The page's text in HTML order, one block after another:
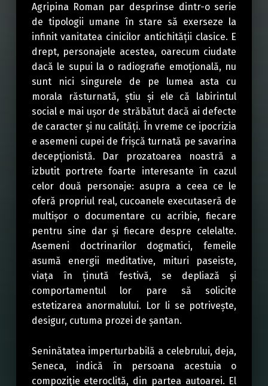
Agripina Roman par desprinse dintr-o serie
de tipologii umane în stare să exerseze la
infinit vanitatea cinicilor antichității clasice. E
drept, personajele acestea, oarecum ciudate
dacă le supui la o radiografie emoțională, nu
sunt nici singurele de pe lumea asta cu
morala răsturnată, știu și ele că labirintul
social e mai ușor de străbătut dacă ai defecte
de caracter și nu calități. În vreme ce ipocrizia
e asemeni cupei de frișcă turnată pe savarina
decepționistă. Dar prozatoarea noastră a
izbutit portrete foarte interesante în cazul
celor două personaje: asupra a ceea ce le
oferă propriul real, cucoanele executaseră de
multișor o documentare cu acribie, fiecare
pentru sine dar și fiecare despre celelalte.
Asemeni doctrinarilor dogmatici, femeile
asumă energii meditative, mituri paseiste,
viața în ținută festivă, se depliază și
comportamentul lor pare să solicite
estetizarea anormalului. Lor li se potrivește,
desigur, cutuma prozei de șantan.
Seninătatea imperturbabilă a celebrului, deja,
Seneca, indică în persoana acestuia o
compoziție eteroclită, din partea autoarei. El